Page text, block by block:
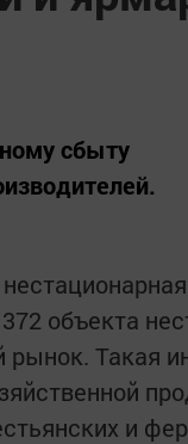
сбыту
объекта
Такая
и